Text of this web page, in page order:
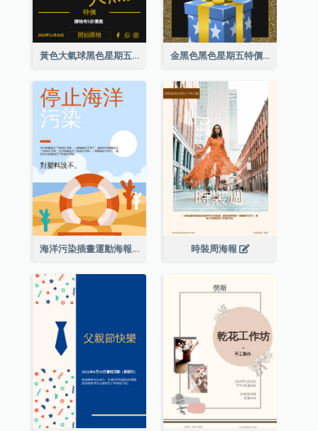
黃色大氣球黑色星期五特價海報 金黑色黑色星期五特價海報
海洋污染插畫運動海報 時裝周海報